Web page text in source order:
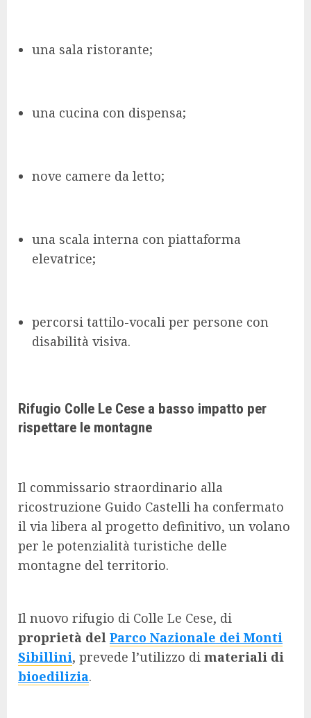
una sala ristorante;
una cucina con dispensa;
nove camere da letto;
una scala interna con piattaforma
elevatrice;
percorsi tattilo-vocali per persone con
disabilità visiva.
Rifugio Colle Le Cese a basso impatto per
rispettare le montagne
Il commissario straordinario alla
ricostruzione Guido Castelli ha confermato
il via libera al progetto definitivo, un volano
per le potenzialità turistiche delle
montagne del territorio.
Il nuovo rifugio di Colle Le Cese, di
proprietà del Parco Nazionale dei Monti
Sibillini, prevede l’utilizzo di materiali di
bioedilizia.